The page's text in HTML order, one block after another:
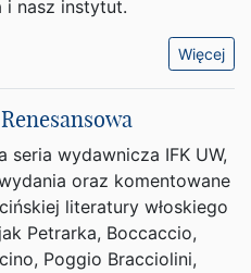
i nasz instytut.
Więcej
seria wydawnicza IFK UW,
oraz komentowane
literatury włoskiego
Petrarka, Boccaccio,
Poggio Bracciolini,